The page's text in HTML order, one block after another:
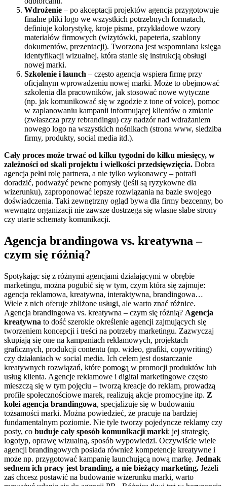
Wdrożenie – po akceptacji projektów agencja przygotowuje
finalne pliki logo we wszystkich potrzebnych formatach,
definiuje kolorystykę, kroje pisma, przykładowe wzory
materiałów firmowych (wizytówki, papeteria, szablony
dokumentów, prezentacji). Tworzona jest wspomniana księga
identyfikacji wizualnej, która stanie się instrukcją obsługi
nowej marki.
Szkolenie i launch – często agencja wspiera firmę przy
oficjalnym wprowadzeniu nowej marki. Może to obejmować
szkolenia dla pracowników, jak stosować nowe wytyczne
(np. jak komunikować się w zgodzie z tone of voice), pomoc
w zaplanowaniu kampanii informującej klientów o zmianie
(zwłaszcza przy rebrandingu) czy nadzór nad wdrażaniem
nowego logo na wszystkich nośnikach (strona www, siedziba
firmy, produkty, social media itd.).
Cały proces może trwać od kilku tygodni do kilku miesięcy, w
zależności od skali projektu i wielkości przedsięwzięcia. Dobra
agencja pełni rolę partnera, a nie tylko wykonawcy – potrafi
doradzić, podważyć pewne pomysły (jeśli są ryzykowne dla
wizerunku), zaproponować lepsze rozwiązania na bazie swojego
doświadczenia. Taki zewnętrzny ogląd bywa dla firmy bezcenny, bo
wewnątrz organizacji nie zawsze dostrzega się własne słabe strony
czy utarte schematy komunikacji.
Agencja brandingowa vs. kreatywna –
czym się różnią?
Spotykając się z różnymi agencjami działającymi w obrębie
marketingu, można pogubić się w tym, czym która się zajmuje:
agencja reklamowa, kreatywna, interaktywna, brandingowa…
Wiele z nich oferuje zbliżone usługi, ale warto znać różnice.
Agencja brandingowa vs. kreatywna – czym się różnią? Agencja
kreatywna to dość szerokie określenie agencji zajmujących się
tworzeniem koncepcji i treści na potrzeby marketingu. Zazwyczaj
skupiają się one na kampaniach reklamowych, projektach
graficznych, produkcji contentu (np. wideo, grafiki, copywriting)
czy działaniach w social media. Ich celem jest dostarczanie
kreatywnych rozwiązań, które pomogą w promocji produktów lub
usług klienta. Agencje reklamowe i digital marketingowe często
mieszczą się w tym pojęciu – tworzą kreacje do reklam, prowadzą
profile społecznościowe marek, realizują akcje promocyjne itp. Z
kolei agencja brandingowa, specjalizuje się w budowaniu
tożsamości marki. Można powiedzieć, że pracuje na bardziej
fundamentalnym poziomie. Nie tyle tworzy pojedyncze reklamy czy
posty, co buduje cały sposób komunikacji marki: jej strategię,
logotyp, oprawę wizualną, sposób wypowiedzi. Oczywiście wiele
agencji brandingowych posiada również kompetencje kreatywne i
może np. przygotować kampanię launchującą nową markę. Jednak
sednem ich pracy jest branding, a nie bieżący marketing. Jeżeli
zaś chcesz postawić na budowanie wizerunku marki, warto